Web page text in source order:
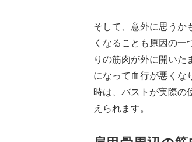
そして、意外に思うか
くなることも原因の
りの筋肉が外に開い
になって血行が悪くな
時は、バストが実際の
えられます。